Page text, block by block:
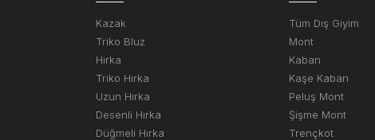
Kazak
Triko Bluz
Hırka
Triko Hırka
Uzun Hırka
Desenli Hırka
Düğmeli Hırka
Tüm Dış Giyim
Mont
Kaban
Kaşe Kaban
Peluş Mont
Şişme Mont
Trençkot